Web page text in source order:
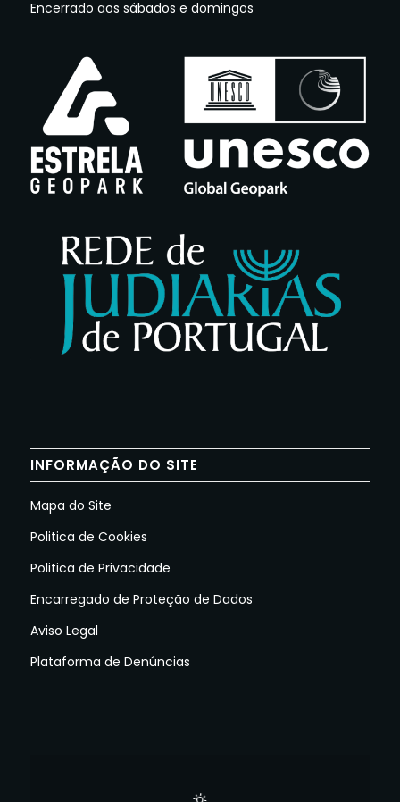
Encerrado aos sábados e domingos
INFORMAÇÃO DO SITE
Mapa do Site
Politica de Cookies
Politica de Privacidade
Encarregado de Proteção de Dados
Aviso Legal
Plataforma de Denúncias